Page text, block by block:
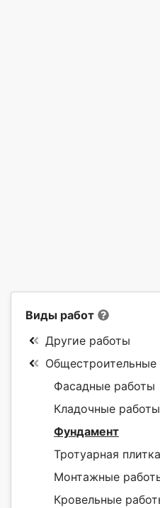
Виды работ
Другие работы
Фасадные работы
Кладочные работы
Фундамент
Тротуарная плитка
Монтажные
Кровельные